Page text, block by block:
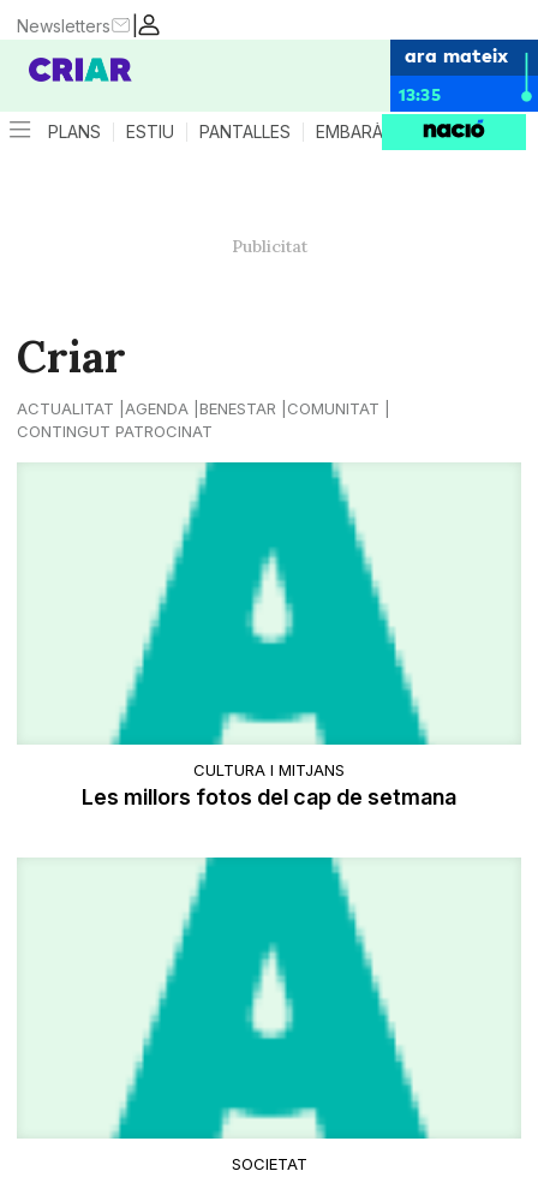
|
Newsletters
ara mateix
13:35
PLANS ESTIU PANTALLES EMBARÀS CRIANÇA
Criar
ACTUALITAT AGENDA BENESTAR
COMUNITAT
CONTINGUT PATROCINAT
CULTURA I MITJANS
Les millors fotos del cap de setmana
SOCIETAT